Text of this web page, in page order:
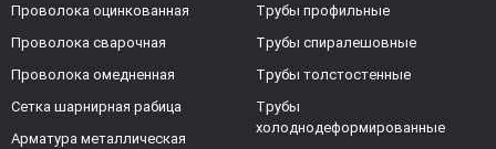
Проволока оцинкованная
Проволока сварочная
Проволока омедненная
Сетка шарнирная рабица
Арматура металлическая
Трубы профильные
Трубы спиралешовные
Трубы толстостенные
Трубы
холоднодеформированные